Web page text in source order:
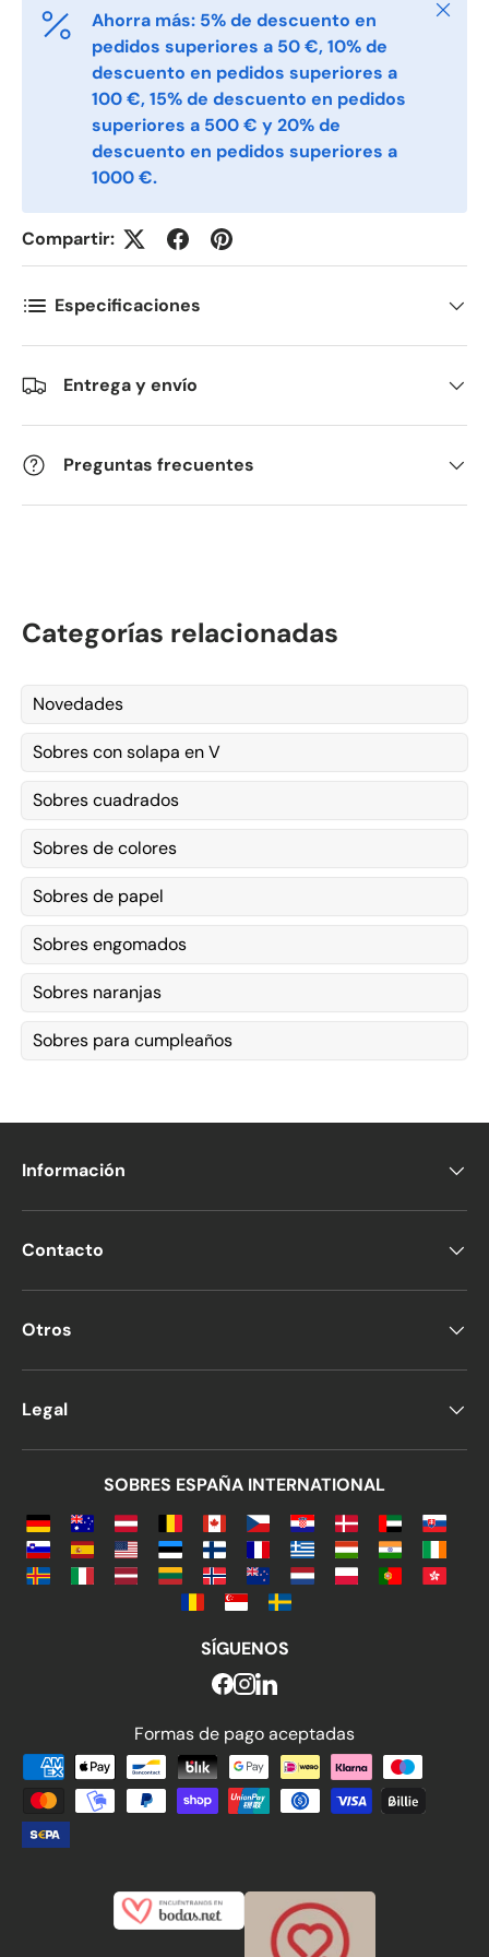
E-post *
Telefon
Antall *
Kommentarer
Ahorra más: 5% de descuento en
pedidos superiores a 50 €, 10% de
descuento en pedidos superiores a
100 €, 15% de descuento en pedidos
superiores a 500 € y 20% de
descuento en pedidos superiores a
1000 €.
Cerrar
Compartir:
Especificaciones
Entrega y envío
Preguntas frecuentes
Categorías relacionadas
Novedades
Sobres con solapa en V
Sobres cuadrados
Sobres de colores
Sobres de papel
Sobres engomados
Sobres naranjas
Sobres para cumpleaños
Información
Contacto
Otros
Legal
SOBRES ESPAÑA INTERNATIONAL
SÍGUENOS
Formas de pago aceptadas
Formas de pago aceptadas